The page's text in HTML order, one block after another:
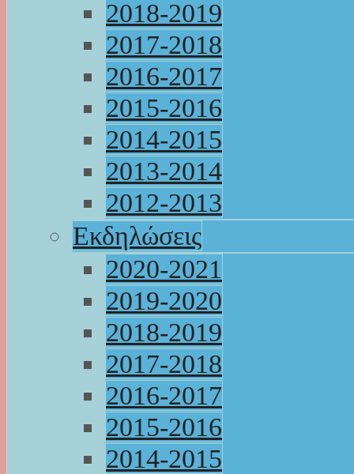
2018-2019
2017-2018
2016-2017
2015-2016
2014-2015
2013-2014
2012-2013
Εκδηλώσεις
2020-2021
2019-2020
2018-2019
2017-2018
2016-2017
2015-2016
2014-2015